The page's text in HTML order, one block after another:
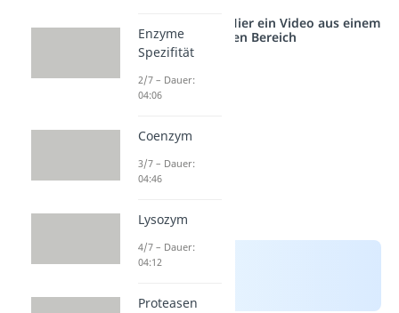
Studyflix vernetzt: Hier ein Video aus einem
anderen Bereich
Enzyme
Spezifität
2/7 – Dauer:
04:06
Coenzym
3/7 – Dauer:
04:46
Lysozym
4/7 – Dauer:
04:12
Proteasen